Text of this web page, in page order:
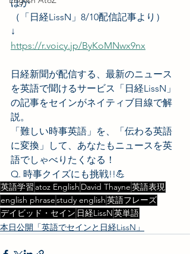
ほか
（「日経LissN」8/10配信記事より）
↓
https://r.voicy.jp/ByKoMNwx9nx
日経新聞が配信する、最新のニュース
を英語で聞けるサービス「日経LissN」
の記事をセインがネイティブ目線で解
説。
「難しい時事英語」を、「伝わる英語
に変換」して、あなたもニュースを英
語でしゃべりたくなる！
Q. 時事クイズにも挑戦!!💪
英語学習 atoz English David Thayne英語表現
english phrasestudy english英語フレーズ
デイビッド・セイン 日経LissN英単語
本日公開「英語でセインと日経LissN」